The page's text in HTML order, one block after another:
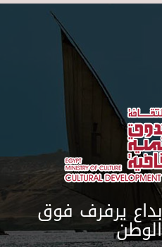
Skip to main content
يرفرف فوق